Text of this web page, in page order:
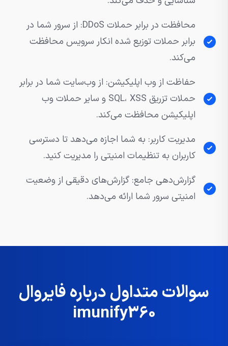
محافظت در برابر حملات DDoS: از سرور شما در
برابر حملات توزیع شده انکار سرویس محافظت
می‌کند.
حفاظت از وب اپلیکیشن: از وب‌سایت شما در برابر
حملات تزریق SQL، XSS و سایر حملات وب
اپلیکیشن محافظت می‌کند.
مدیریت کاربر: به شما اجازه می‌دهد تا دسترسی
کاربران به تنظیمات امنیتی را مدیریت کنید.
گزارش‌دهی جامع: گزارش‌های دقیقی از وضعیت
امنیتی سرور شما ارائه می‌دهد.
سوالات متداول درباره فایروال
imunify360